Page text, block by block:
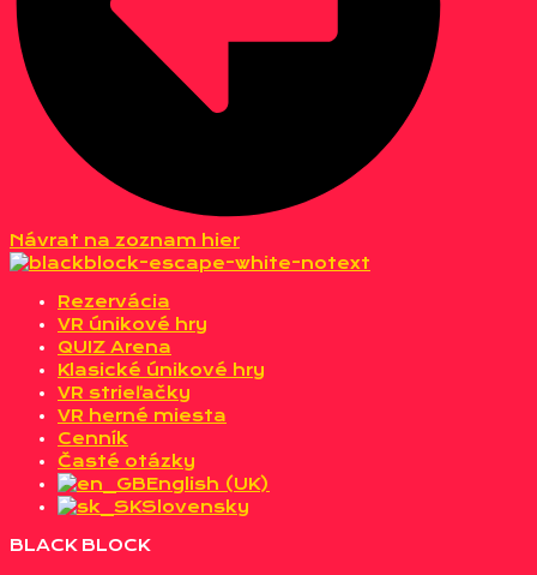
Návrat na zoznam hier
Rezervácia
VR únikové hry
QUIZ Arena
Klasické únikové hry
VR strieľačky
VR herné miesta
Cenník
Časté otázky
English (UK)
Slovensky
BLACK BLOCK